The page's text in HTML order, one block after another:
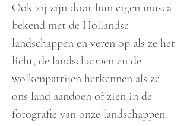
Ook zij zijn door hun eigen musea
bekend met de Hollandse
landschappen en veren op als ze het
licht, de landschappen en de
wolkenpartijen herkennen als ze
ons land aandoen of zien in de
fotografie van onze landschappen.